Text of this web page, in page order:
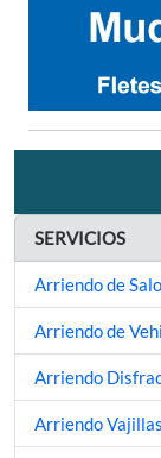
SERVICIOS
Arriendo de
Arriendo de
Arriendo
Arriendo